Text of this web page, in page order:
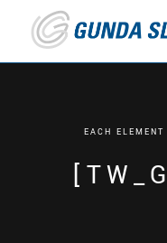
EACH ELEMENT
[ TW_G